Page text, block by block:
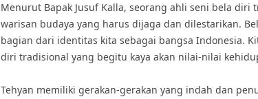
Menurut Bapak Jusuf Kalla, seorang ahli seni bela diri
warisan budaya yang harus dijaga dan dilestarikan.
bagian dari identitas kita sebagai bangsa Indonesia.
diri tradisional yang begitu kaya akan nilai-nilai
Tehyan memiliki gerakan-gerakan yang indah dan